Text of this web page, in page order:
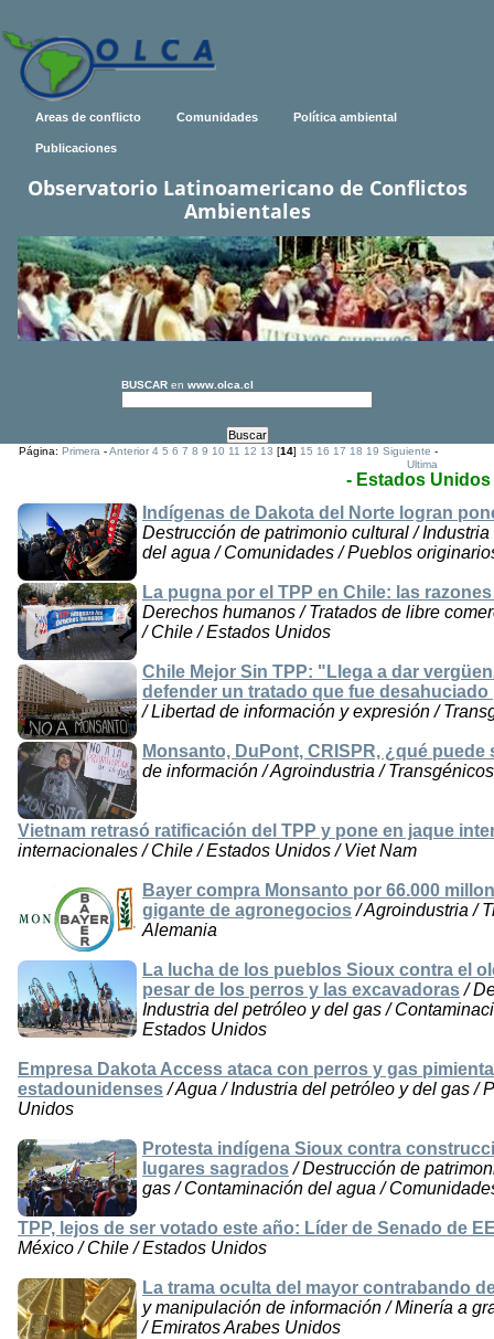
Areas de conflicto Comunidades Política ambiental
Publicaciones
Observatorio Latinoamericano de Conflictos
Ambientales
BUSCAR en www.olca.cl
Página:Primera -Anterior 4 5 6 7 8 9 10 11 12 13 [14]15 16 17 18 19 Siguiente -
Ultima
- Estados Unidos
Indígenas de Dakota del Norte logran
Destrucción de patrimonio cultural /
del agua / Comunidades / Pueblos
La pugna por el TPP en Chile: las
Derechos humanos / Tratados de libre
/ Chile / Estados Unidos
Chile Mejor Sin TPP: "Llega a dar
defender un tratado que fue
/ Libertad de información y expresión /
Monsanto, DuPont, CRISPR, ¿qué puede
de información / Agroindustria /
Vietnam retrasó ratificación del TPP y pone en jaque
internacionales / Chile / Estados Unidos / Viet Nam
Bayer compra Monsanto por 66.000
gigante de agronegocios/ Agroindustria /
Alemania
La lucha de los pueblos Sioux contra el
pesar de los perros y las excavadoras/
Industria del petróleo y del gas /
Estados Unidos
Empresa Dakota Access ataca con perros y gas
estadounidenses/ Agua / Industria del petróleo y del gas /
Unidos
Protesta indígena Sioux contra
lugares sagrados/ Destrucción de
gas / Contaminación del agua /
TPP, lejos de ser votado este año: Líder de Senado de
México / Chile / Estados Unidos
La trama oculta del mayor contrabando
y manipulación de información / Minería a
/ Emiratos Arabes Unidos